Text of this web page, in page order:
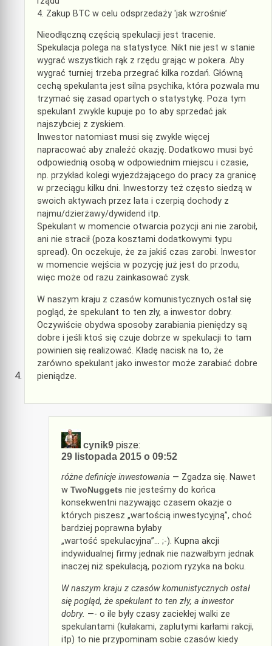
4. Zakup BTC w celu odsprzedaży 'jak wzrośnie’
Nieodłączną częścią spekulacji jest tracenie.
Spekulacja polega na statystyce. Nikt nie jest w stanie
wygrać wszystkich rąk z rzędu grając w pokera. Aby
wygrać turniej trzeba przegrać kilka rozdań. Główną
cechą spekulanta jest silna psychika, która pozwala mu
trzymać się zasad opartych o statystykę. Poza tym
spekulant zwykle kupuje po to aby sprzedać jak
najszybciej z zyskiem.
Inwestor natomiast musi się zwykle więcej
napracować aby znaleźć okazję. Dodatkowo musi być
odpowiednią osobą w odpowiednim miejscu i czasie,
np. przykład kolegi wyjeżdżającego do pracy za granicę
w przeciągu kilku dni. Inwestorzy też często siedzą w
swoich aktywach przez lata i czerpią dochody z
najmu/dzierżawy/dywidend itp.
Spekulant w momencie otwarcia pozycji ani nie zarobił,
ani nie stracił (poza kosztami dodatkowymi typu
spread). On oczekuje, że za jakiś czas zarobi. Inwestor
w momencie wejścia w pozycję już jest do przodu,
więc może od razu zainkasować zysk.
W naszym kraju z czasów komunistycznych ostał się
pogląd, że spekulant to ten zły, a inwestor dobry.
Oczywiście obydwa sposoby zarabiania pieniędzy są
dobre i jeśli ktoś się czuje dobrze w spekulacji to tam
powinien się realizować. Kładę nacisk na to, że
zarówno spekulant jako inwestor może zarabiać dobre
pieniądze.
cynik9 pisze:
29 listopada 2015 o 09:52
różne definicje inwestowania — Zgadza się. Nawet
w TwoNuggets nie jesteśmy do końca
konsekwentni nazywając czasem okazje o
których piszesz „wartością inwestycyjną”, choć
bardziej poprawna byłaby
„wartość spekulacyjna”… ;-). Kupna akcji
indywidualnej firmy jednak nie nazwałbym jednak
inaczej niż spekulacją, poziom ryzyka na boku.
W naszym kraju z czasów komunistycznych ostał
się pogląd, że spekulant to ten zły, a inwestor
dobry. —- o ile były czasy zaciekłej walki ze
spekulantami (kułakami, zaplutymi karłami rakcji,
itp) to nie przypominam sobie czasów kiedy